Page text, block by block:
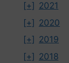
[+] 2021
[+] 2020
[+] 2019
[+] 2018